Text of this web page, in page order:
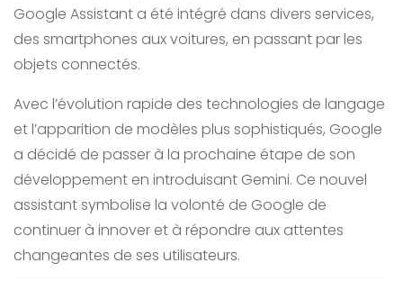
Google Assistant a été intégré dans divers services,
des smartphones aux voitures, en passant par les
objets connectés.
Avec l’évolution rapide des technologies de langage
et l’apparition de modèles plus sophistiqués, Google
a décidé de passer à la prochaine étape de son
développement en introduisant Gemini. Ce nouvel
assistant symbolise la volonté de Google de
continuer à innover et à répondre aux attentes
changeantes de ses utilisateurs.